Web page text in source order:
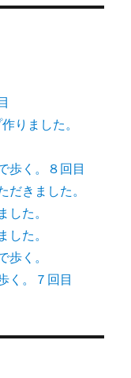
りました。
歩く。８回目
だきました。
した。
した。
歩く。
く。７回目